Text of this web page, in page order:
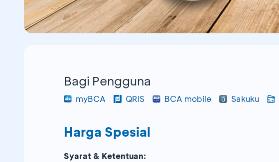
Bagi Pengguna
myBCA QRIS BCA mobile Sakuku
Harga Spesial
Syarat & Ketentuan: